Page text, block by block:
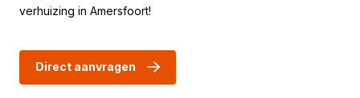
verhuizing in Amersfoort!
Direct aanvragen